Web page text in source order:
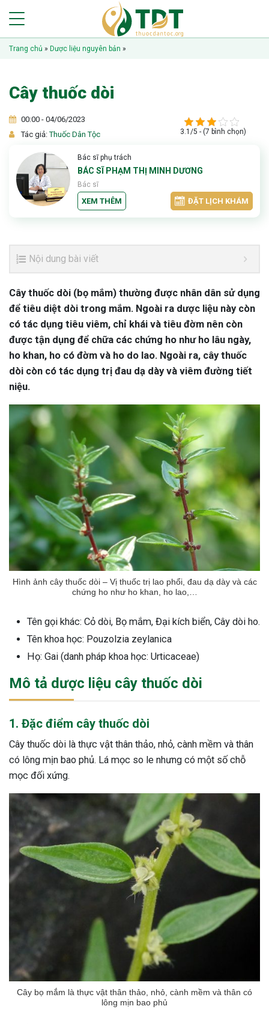
Trang chủ » Dược liệu nguyên bản »
Cây thuốc dòi
00:00 - 04/06/2023
Tác giả:Thuốc Dân Tộc 3.1/5 - (7 bình chọn)
Bác sĩ phụ trách
BÁC SĨ PHẠM THỊ MINH DƯƠNG
Bác sĩ
XEM THÊM ĐẶT LỊCH KHÁM
Nội dung bài viết
Cây thuốc dòi (bọ mắm) thường được nhân dân sử dụng
để tiêu diệt dòi trong mắm. Ngoài ra dược liệu này còn
có tác dụng tiêu viêm, chỉ khái và tiêu đờm nên còn
được tận dụng để chữa các chứng ho như ho lâu ngày,
ho khan, ho có đờm và ho do lao. Ngoài ra, cây thuốc
dòi còn có tác dụng trị đau dạ dày và viêm đường tiết
niệu.
Hình ảnh cây thuốc dòi – Vị thuốc trị lao phổi, đau dạ dày và các
chứng ho như ho khan, ho lao,…
Tên gọi khác: Cỏ dòi, Bọ mắm, Đại kích biển, Cây dòi ho.
Tên khoa học: Pouzolzia zeylanica
Họ: Gai (danh pháp khoa học: Urticaceae)
Mô tả dược liệu cây thuốc dòi
1. Đặc điểm cây thuốc dòi
Cây thuốc dòi là thực vật thân thảo, nhỏ, cành mềm và thân
có lông mịn bao phủ. Lá mọc so le nhưng có một số chỗ
mọc đối xứng.
Cây bọ mắm là thực vật thân thảo, nhỏ, cành mềm và thân có
lông mịn bao phủ